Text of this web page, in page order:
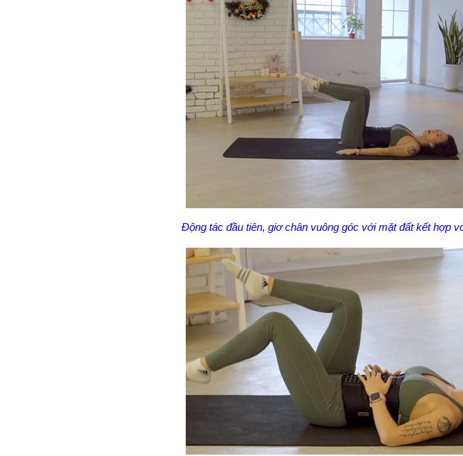
Động tác đầu tiên, giơ chân vuông góc với mặt đất kết hợp